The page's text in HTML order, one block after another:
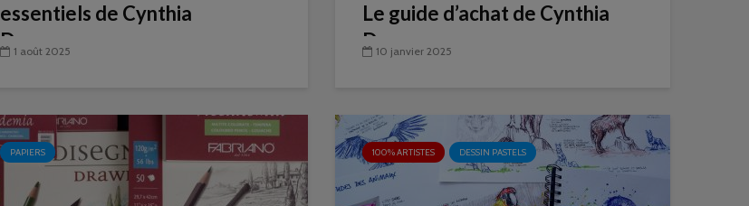
essentiels de Cynthia
Dormeyer
1 août 2025
Le guide d’achat de Cynthia
Dormeyer
10 janvier 2025
PAPIERS 100% ARTISTES DESSIN PASTELS